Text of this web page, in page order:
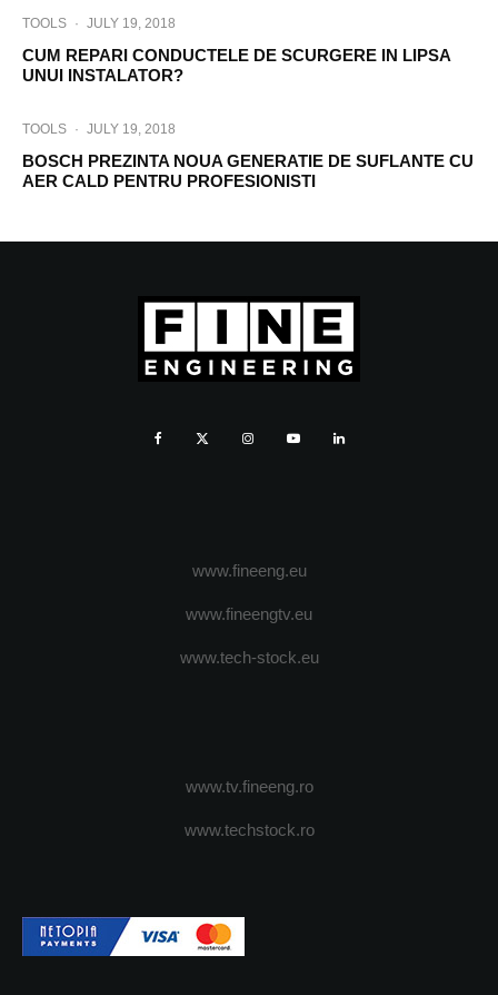
TOOLS · JULY 19, 2018
CUM REPARI CONDUCTELE DE SCURGERE IN LIPSA
UNUI INSTALATOR?
TOOLS · JULY 19, 2018
BOSCH PREZINTA NOUA GENERATIE DE SUFLANTE CU
AER CALD PENTRU PROFESIONISTI
www.fineeng.eu
www.fineengtv.eu
www.tech-stock.eu
www.tv.fineeng.ro
www.techstock.ro